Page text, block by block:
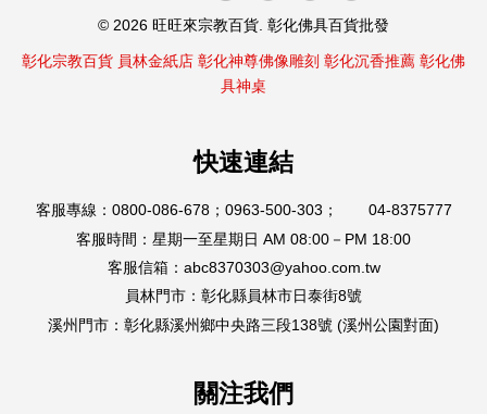
© 2026 旺旺來宗教百貨. 彰化佛具百貨批發
彰化宗教百貨 員林金紙店 彰化神尊佛像雕刻 彰化沉香推薦 彰化佛
具神桌
快速連結
客服專線：0800-086-678；0963-500-303； 04-8375777
客服時間：星期一至星期日 AM 08:00－PM 18:00
客服信箱：abc8370303@yahoo.com.tw
員林門市：彰化縣員林市日泰街8號
溪州門市：彰化縣溪州鄉中央路三段138號 (溪州公園對面)
關注我們